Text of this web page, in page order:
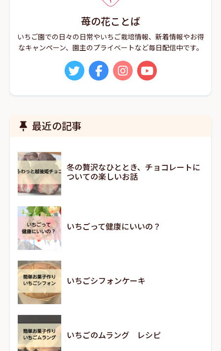
苺の花ことば
いちご園での日々の日常やいちご栽培情報、新着情報やお得
なキャンペーン、園主のプライベートなど毎日配信中です。
最近の記事
冬の贅沢なひととき、チョコレートに
ついての楽しいお話
いちごって健康にいいの？
いちごシフォンケーキ
いちごのムラング レシピ